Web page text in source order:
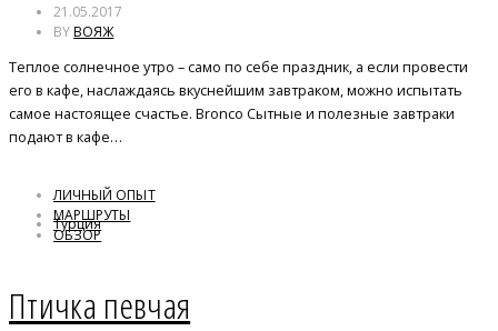
21.05.2017
BYВОЯЖ
Теплое солнечное утро – само по себе праздник, а если провести
его в кафе, наслаждаясь вкуснейшим завтраком, можно испытать
самое настоящее счастье. Bronco Сытные и полезные завтраки
подают в кафе…
ЛИЧНЫЙ ОПЫТ
МАРШРУТЫ
ОБЗОР
Турция
Птичка певчая